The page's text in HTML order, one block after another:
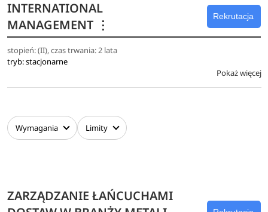
INTERNATIONAL
MANAGEMENT ⋮
Rekrutacja
stopień: (II), czas trwania: 2 lata
tryb: stacjonarne
Pokaż więcej
Wymagania Limity
ZARZĄDZANIE ŁAŃCUCHAMI